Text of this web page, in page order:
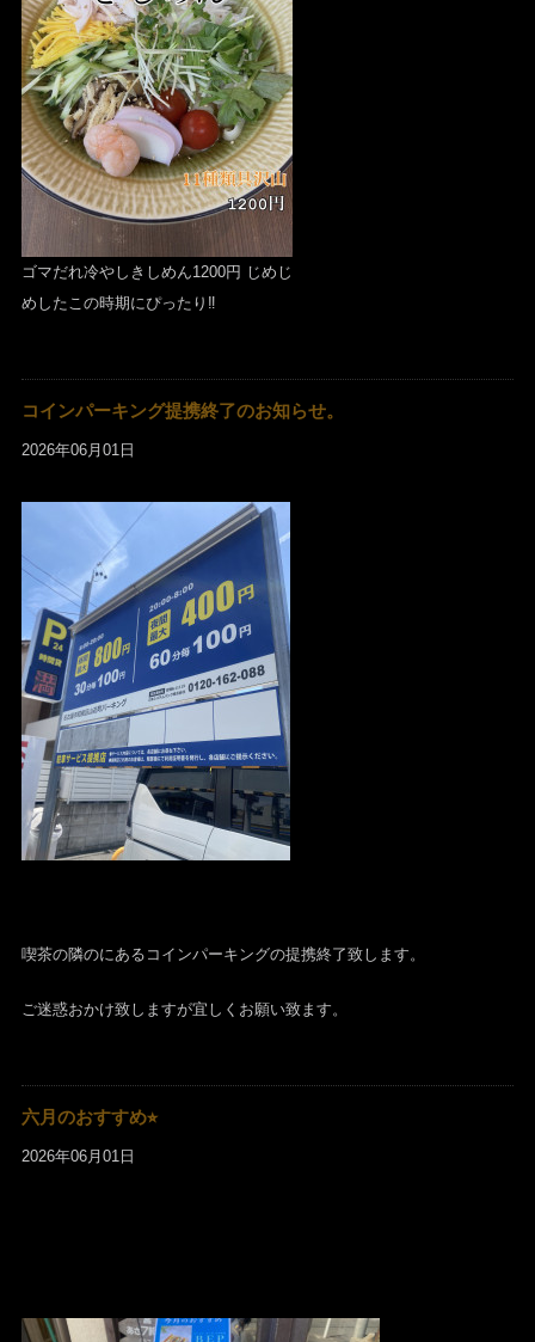
ゴマだれ冷やしきしめん1200円 じめじ
めしたこの時期にぴったり‼︎
コインパーキング提携終了のお知らせ。
2026年06月01日
喫茶の隣のにあるコインパーキングの提携終了致します。
ご迷惑おかけ致しますが宜しくお願い致ます。
六月のおすすめ⭐︎
2026年06月01日